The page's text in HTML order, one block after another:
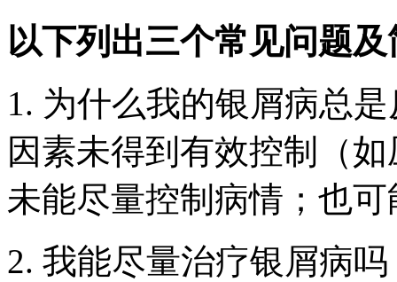
以下列出三个常见问题
1. 为什么我的银屑病总
因素未得到有效控制（
未能尽量控制病情；也
2. 我能尽量治疗银屑病